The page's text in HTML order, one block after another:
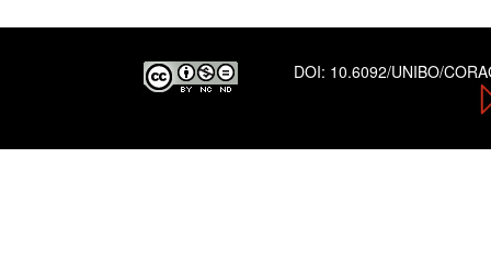
DOI: 10.6092/UNIBO/